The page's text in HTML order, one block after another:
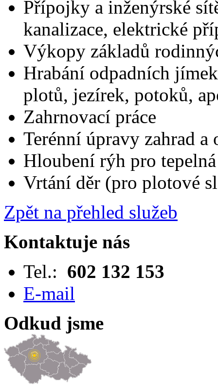
Přípojky a inženýrské
kanalizace, elektrické
Výkopy základů
Hrabání odpadních
plotů, jezírek, potoků,
Zahrnovací práce
Terénní úpravy zahrad a
Hloubení rýh pro
Vrtání děr (pro plotové
Zpět na přehled služeb
Kontaktuje nás
Tel.: 602 132 153
E-mail
Odkud jsme